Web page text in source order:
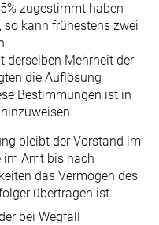
zugestimmt haben
kann frühestens zwei
Mehrheit der
die Auflösung
Bestimmungen ist in
bleibt der Vorstand im
im Amt bis nach
das Vermögen des
übertragen ist.
bei Wegfall